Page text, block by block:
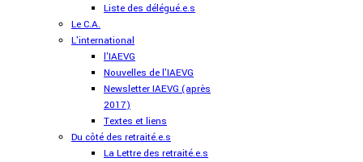
Liste des délégué.e.s
Le C.A.
L'international
l'IAEVG
Nouvelles de l'IAEVG
Newsletter IAEVG (après
2017)
Textes et liens
Du côté des retraité.e.s
La Lettre des retraité.e.s